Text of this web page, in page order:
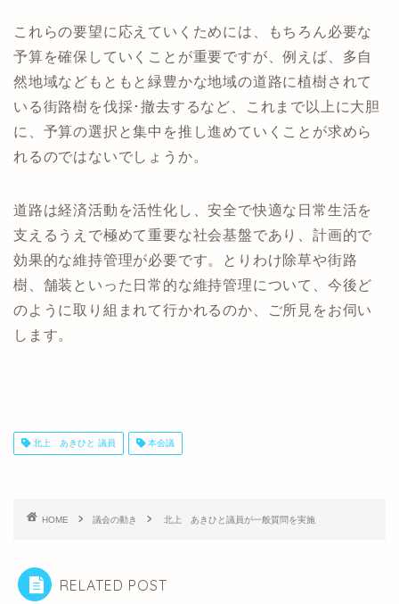
これらの要望に応えていくためには、もちろん必要な
予算を確保していくことが重要ですが、例えば、多自
然地域などもともと緑豊かな地域の道路に植樹されて
いる街路樹を伐採･撤去するなど、これまで以上に大胆
に、予算の選択と集中を推し進めていくことが求めら
れるのではないでしょうか。
道路は経済活動を活性化し、安全で快適な日常生活を
支えるうえで極めて重要な社会基盤であり、計画的で
効果的な維持管理が必要です。とりわけ除草や街路
樹、舗装といった日常的な維持管理について、今後ど
のように取り組まれて行かれるのか、ご所見をお伺い
します。
北上 あきひと 議員 本会議
HOME 議会の動き 北上 あきひと議員が一般質問を実施
RELATED POST